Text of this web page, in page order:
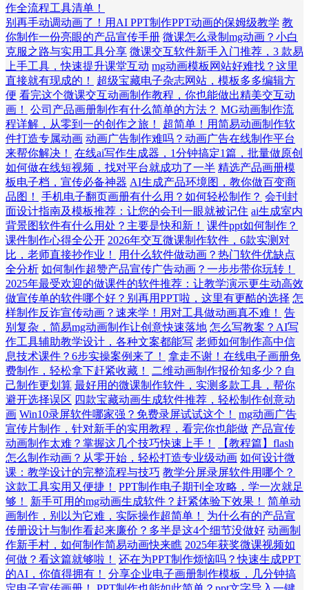
作全流程工具清单！
别再手动调动画了！用AI PPT制作PPT动画的保姆级教学 教
你制作一份亮眼的产品宣传手册 微课怎么录制mg动画？小白
克服之路与实用工具分享 微课交互软件新手入门推荐，3 款易
上手工具，快速提升课堂互动 mg动画模板网站好难找？这里
直接就有现成的！
超级宝藏电子杂志网站，模板多多编辑方
便 看完这个微课交互动画制作教程，你也能做出精美交互动
画！
公司产品画册制作有什么简单的方法？ MG动画制作流
程详解，从零到一的创作之旅！
超简单！用简易动画制作软
件打造专属动画 动画广告制作难吗？动画广告在线制作平台
来帮你解决！
在线ai写作生成器，1分钟搞定1篇，批量做原创
如何做在线短视频，找对平台就成功了一半 精选产品画册模
板电子档，宣传必备神器 AI生成产品环境图，教你做百变商
品图！
手机电子翻页画册有什么用？如何轻松制作？ 会刊封
面设计指南及模板推荐：让您的会刊一眼就被记住 ai生成室内
背景图软件有什么用处？主要是快和新！
课件ppt如何制作？
课件制作心得全公开 2026年交互微课制作软件，6款实测对
比，老师直接抄作业！
用什么软件做动画？热门软件优缺点
全分析 如何制作超赞产品宣传广告动画？一步步带你玩转！
2025年最受欢迎的做课件的软件推荐：让教学演示更生动高效
做宣传单的软件哪个好？别再用PPT啦，这里有更酷的选择 怎
样制作反诈宣传动画？速来学！用对工具做动画真不难！
告
别复杂，简易mg动画制作让创意快速落地 怎么写教案？AI写
作工具辅助教学设计，各种文案都能写 老师如何制作高中信
息技术课件？6步实操案例来了！
拿走不谢！在线电子画册免
费制作，轻松拿下赶紧收藏！
二维动画制作报价知多少？自
己制作更划算 最好用的微课制作软件，实测多款工具，帮你
避开选择误区 四款宝藏动画生成软件推荐，轻松制作创意动
画 Win10录屏软件哪家强？免费录屏试试这个！
mg动画广告
宣传片制作，针对新手的实用教程，看完你也能做 产品宣传
动画制作太难？掌握这几个技巧快速上手！
【教程篇】flash
怎么制作动画？从零开始，轻松打造专业级动画 如何设计微
课：教学设计的完整流程与技巧 教学分屏录屏软件用哪个？
这款工具实用又便捷！
PPT制作电子期刊全攻略，学一次就足
够！
新手可用的mg动画生成软件？赶紧体验下效果！
简单动
画制作，别以为它难，实际操作超简单！
为什么有的产品宣
传册设计与制作看起来廉价？多半是这4个细节没做好 动画制
作新手村，如何制作简易动画快来瞧 2025年获奖微课视频如
何做？看这篇就够啦！
还在为PPT制作烦恼吗？快速生成PPT
的AI，你值得拥有！
分享企业电子画册制作模板，几分钟搞